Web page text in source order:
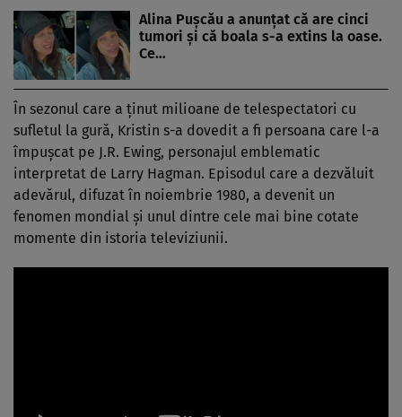
Alina Pușcău a anunțat că are cinci
tumori și că boala s-a extins la oase.
Ce…
În sezonul care a ținut milioane de telespectatori cu
sufletul la gură, Kristin s-a dovedit a fi persoana care l-a
împușcat pe J.R. Ewing, personajul emblematic
interpretat de Larry Hagman. Episodul care a dezvăluit
adevărul, difuzat în noiembrie 1980, a devenit un
fenomen mondial și unul dintre cele mai bine cotate
momente din istoria televiziunii.